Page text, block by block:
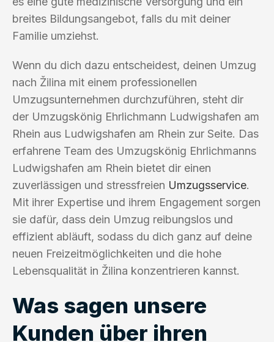
breites Bildungsangebot, falls du mit deiner
Familie umziehst.
Wenn du dich dazu entscheidest, deinen Umzug
nach Žilina mit einem professionellen
Umzugsunternehmen durchzuführen, steht dir
der Umzugskönig Ehrlichmann Ludwigshafen am
Rhein aus Ludwigshafen am Rhein zur Seite. Das
erfahrene Team des Umzugskönig Ehrlichmanns
Ludwigshafen am Rhein bietet dir einen
zuverlässigen und stressfreien Umzugsservice.
Mit ihrer Expertise und ihrem Engagement sorgen
sie dafür, dass dein Umzug reibungslos und
effizient abläuft, sodass du dich ganz auf deine
neuen Freizeitmöglichkeiten und die hohe
Lebensqualität in Žilina konzentrieren kannst.
Was sagen unsere
Kunden über ihren